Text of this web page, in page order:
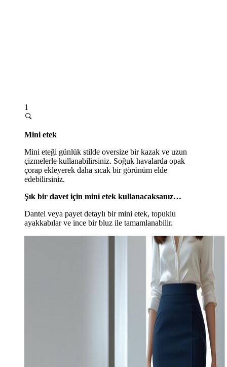
1
Mini etek
Mini eteği günlük stilde oversize bir kazak ve uzun
çizmelerle kullanabilirsiniz. Soğuk havalarda opak
çorap ekleyerek daha sıcak bir görünüm elde
edebilirsiniz.
Şık bir davet için mini etek kullanacaksanız…
Dantel veya payet detaylı bir mini etek, topuklu
ayakkabılar ve ince bir bluz ile tamamlanabilir.